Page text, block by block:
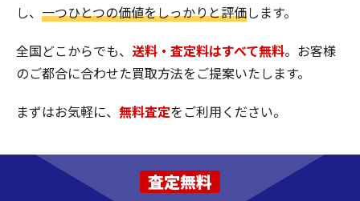
し、 一つひとつの価値をしっかりと評価します。
全国どこからでも、 送料・査定料はすべて無料。お客様
のご都合に合わせた買取方法をご提案いたします。
まずはお気軽に、 無料査定をご利用ください。
査定無料